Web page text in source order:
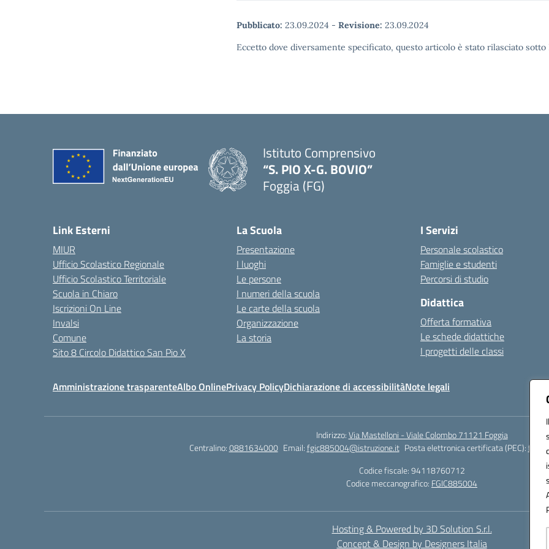
Pubblicato: 23.09.2024 - Revisione: 23.09.2024
Eccetto dove diversamente specificato, questo articolo è stato rilasciato
Istituto Comprensivo
“S. PIO X-G. BOVIO”
Foggia (FG)
Link Esterni
MIUR
Ufficio Scolastico Regionale
Ufficio Scolastico Territoriale
Scuola in Chiaro
Iscrizioni On Line
Invalsi
Comune
Sito 8 Circolo Didattico San Pio X
La Scuola
Presentazione
I luoghi
Le persone
I numeri della scuola
Le carte della scuola
Organizzazione
La storia
I Servizi
Personale scolastico
Famiglie e studenti
Percorsi di studio
Didattica
Offerta formativa
Le schede didattiche
I progetti delle classi
Amministrazione trasparenteAlbo OnlinePrivacy PolicyDichiarazione di accessibilitàNote legali
Indirizzo:Via Mastelloni - Viale Colombo 71121 Foggia
Centralino:0881634000 Email:fgic885004@istruzione.it Posta elettronica certificata (PEC):
Codice fiscale: 94118760712
Codice meccanografico: FGIC885004
Hosting & Powered by 3D Solution S.r.l.
Concept & Design by Designers Italia